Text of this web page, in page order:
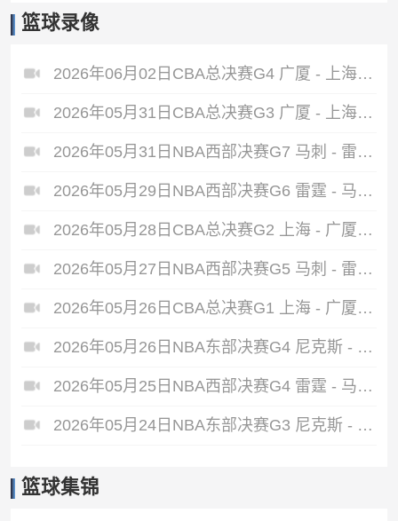
篮球录像
2026年06月02日CBA总决赛G4 广厦 - 上海 全场录像
2026年05月31日CBA总决赛G3 广厦 - 上海 全场录像
2026年05月31日NBA西部决赛G7 马刺 - 雷霆 全场录像
2026年05月29日NBA西部决赛G6 雷霆 - 马刺 全场录像
2026年05月28日CBA总决赛G2 上海 - 广厦 全场录像
2026年05月27日NBA西部决赛G5 马刺 - 雷霆 全场录像
2026年05月26日CBA总决赛G1 上海 - 广厦 全场录像
2026年05月26日NBA东部决赛G4 尼克斯 - 骑士 全场录像
2026年05月25日NBA西部决赛G4 雷霆 - 马刺 全场录像
2026年05月24日NBA东部决赛G3 尼克斯 - 骑士 全场录像
篮球集锦